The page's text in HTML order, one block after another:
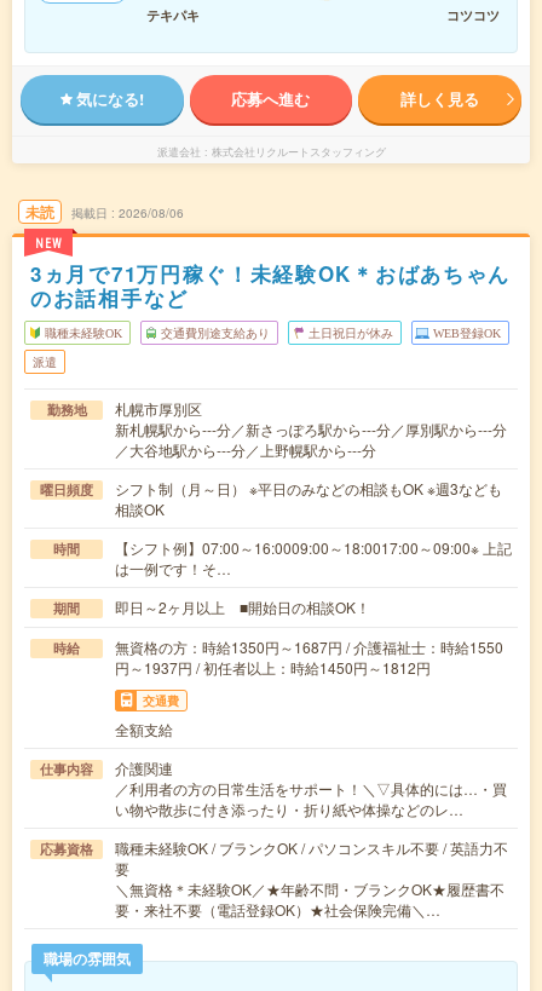
テキパキ
コツコツ
気になる! 応募へ進む 詳しく見る
派遣会社 株式会社リクルートスタッフィング
未読
NEW
掲載日 2026/08/06
3ヵ月で71万円稼ぐ！未経験OK＊おばあちゃん
のお話相手など
職種未経験OK 交通費別途支給あり 土日祝日が休み WEB登録OK
派遣
勤務地
札幌市厚別区
新札幌駅から---分／新さっぽろ駅から---分／厚別駅から---分
／大谷地駅から---分／上野幌駅から---分
曜日頻度
シフト制（月～日） ※平日のみなどの相談もOK ※週3なども
相談OK
時間
【シフト例】07:00～16:0009:00～18:0017:00～09:00※ 上記
は一例です！そ…
期間 即日～2ヶ月以上 ■開始日の相談OK！
時給
無資格の方：時給1350円～1687円 / 介護福祉士：時給1550
円～1937円 / 初任者以上：時給1450円～1812円
交通費
全額支給
仕事内容
介護関連
／利用者の方の日常生活をサポート！＼▽具体的には…・買
い物や散歩に付き添ったり・折り紙や体操などのレ…
応募資格
職種未経験OK / ブランクOK / パソコンスキル不要 / 英語力不
要
＼無資格＊未経験OK／★年齢不問・ブランクOK★履歴書不
要・来社不要（電話登録OK）★社会保険完備＼…
職場の雰囲気